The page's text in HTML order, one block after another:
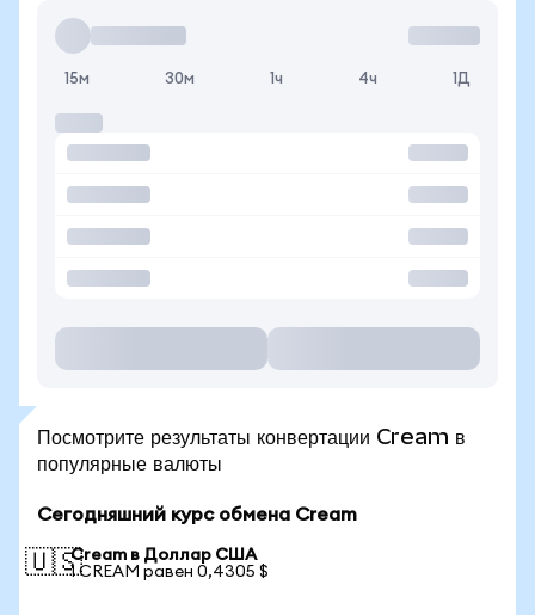
15м 30м 1ч 4ч 1Д
Посмотрите результаты конвертации Cream в
популярные валюты
Сегодняшний курс обмена Cream
🇺🇸Cream в Доллар США
1 CREAM равен 0,4305 $